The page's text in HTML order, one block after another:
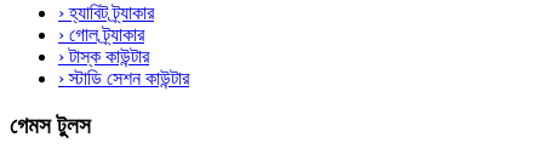
›হ্যাবিট ট্র্যাকার
› গোল ট্র্যাকার
›টাস্ক কাউন্টার
›স্টাডি সেশন কাউন্টার
গেমস টুলস